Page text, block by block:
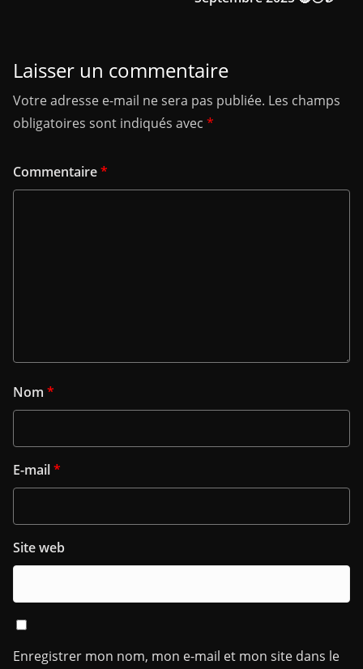
Laisser un commentaire
Votre adresse e-mail ne sera pas publiée. Les champs
obligatoires sont indiqués avec *
Commentaire*
Nom *
E-mail*
Site web
Enregistrer mon nom, mon e-mail et mon site dans le